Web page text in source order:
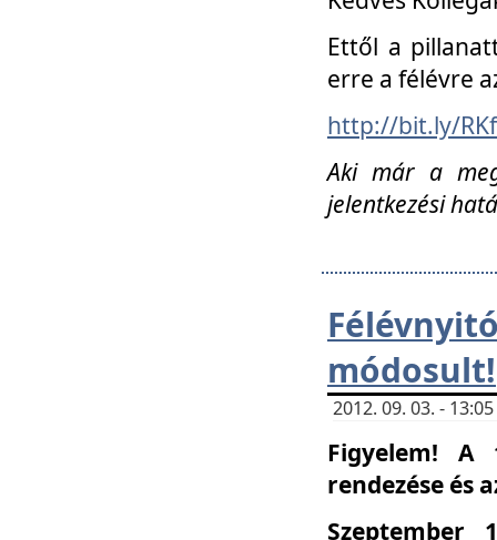
Ettől a
erre a félévre
http://bit.ly/
Aki már a
jelentkezési
módosult!
2012. 09. 03. -
Figyelem! A
rendezése és
Szeptember